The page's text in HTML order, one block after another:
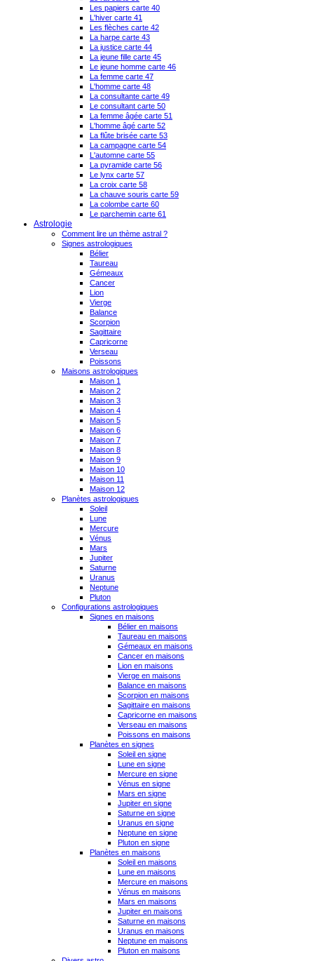
Les papiers carte 40
L'hiver carte 41
Les flèches carte 42
La harpe carte 43
La justice carte 44
La jeune fille carte 45
Le jeune homme carte 46
La femme carte 47
L'homme carte 48
La consultante carte 49
Le consultant carte 50
La femme âgée carte 51
L'homme âgé carte 52
La flûte brisée carte 53
La campagne carte 54
L'automne carte 55
La pyramide carte 56
Le lynx carte 57
La croix carte 58
La chauve souris carte 59
La colombe carte 60
Le parchemin carte 61
Astrologie
Comment lire un thème astral ?
Signes astrologiques
Bélier
Taureau
Gémeaux
Cancer
Lion
Vierge
Balance
Scorpion
Sagittaire
Capricorne
Verseau
Poissons
Maisons astrologiques
Maison 1
Maison 2
Maison 3
Maison 4
Maison 5
Maison 6
Maison 7
Maison 8
Maison 9
Maison 10
Maison 11
Maison 12
Planètes astrologiques
Soleil
Lune
Mercure
Vénus
Mars
Jupiter
Saturne
Uranus
Neptune
Pluton
Configurations astrologiques
Signes en maisons
Bélier en maisons
Taureau en maisons
Gémeaux en maisons
Cancer en maisons
Lion en maisons
Vierge en maisons
Balance en maisons
Scorpion en maisons
Sagittaire en maisons
Capricorne en maisons
Verseau en maisons
Poissons en maisons
Planètes en signes
Soleil en signe
Lune en signe
Mercure en signe
Vénus en signe
Mars en signe
Jupiter en signe
Saturne en signe
Uranus en signe
Neptune en signe
Pluton en signe
Planètes en maisons
Soleil en maisons
Lune en maisons
Mercure en maisons
Vénus en maisons
Mars en maisons
Jupiter en maisons
Saturne en maisons
Uranus en maisons
Neptune en maisons
Pluton en maisons